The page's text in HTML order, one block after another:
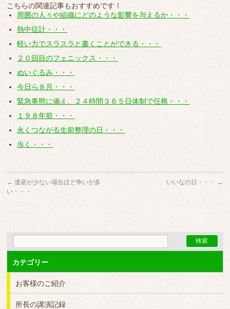
こちらの関連記事もおすすめです！
周囲の人々や組織にどのような影響を与えるか・・・
熱中症計・・・
軽い力でスラスラと書くことができる・・・
２０回目のフェニックス・・・
ぬいぐるみ・・・
今日ら８月・・・
緊急事態に備え、２４時間３６５日体制で任務・・・
１９８年前・・・
永くつながる生前整理の日・・・
歩く・・・
← 遺産が少ない場合ほど争いが多
い・・・
いいなの日・・・ →
カテゴリー
お客様のご紹介
所長の講演記録